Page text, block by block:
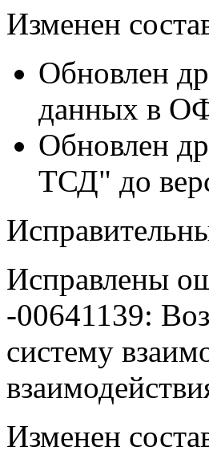
Изменен
Обновлен
данных в
Обновлен
ТСД" до
Исправлены
-00641139:
систему
Изменен